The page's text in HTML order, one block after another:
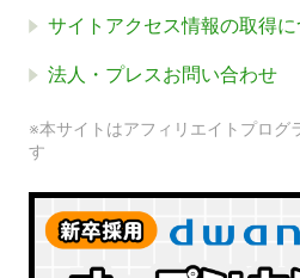
サイトアクセス情報の取得に
法人・プレスお問い合わせ
※本サイトはアフィリエイトプログ
す